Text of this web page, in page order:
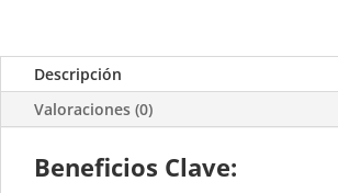
Descripción
Valoraciones (0)
Beneficios Clave: